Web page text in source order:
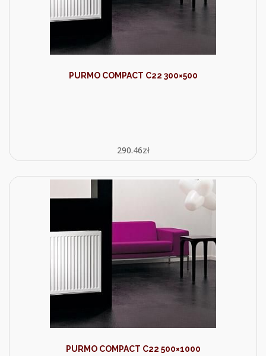
PURMO COMPACT C22 300×500
290.46zł
PURMO COMPACT C22 500×1000